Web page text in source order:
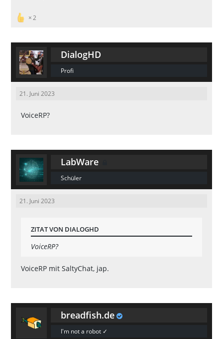
2
DialogHD
Profi
21. Juni 2023
VoiceRP?
LabWare
Schüler
21. Juni 2023
ZITAT VON DIALOGHD
VoiceRP?
VoiceRP mit SaltyChat, jap.
breadfish.de
I'm not a robot ✓